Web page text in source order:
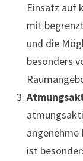
Einsatz auf
mit
und die
besonders
angenehme
ist